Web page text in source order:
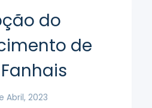
do
de
Abril, 2023